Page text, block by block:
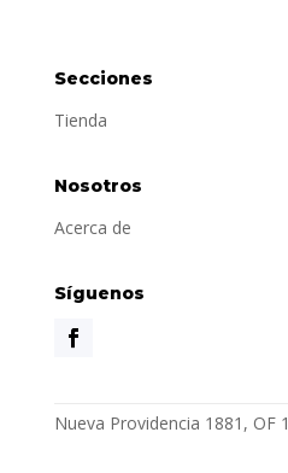
Secciones
Tienda
Nosotros
Acerca de
Síguenos
Nueva Providencia 1881, OF